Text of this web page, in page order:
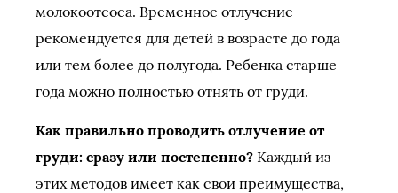
молокоотсоса. Временное отлучение
рекомендуется для детей в возрасте до года
или тем более до полугода. Ребенка старше
года можно полностью отнять от груди.
Как правильно проводить отлучение от
груди: сразу или постепенно? Каждый из
этих методов имеет как свои преимущества,